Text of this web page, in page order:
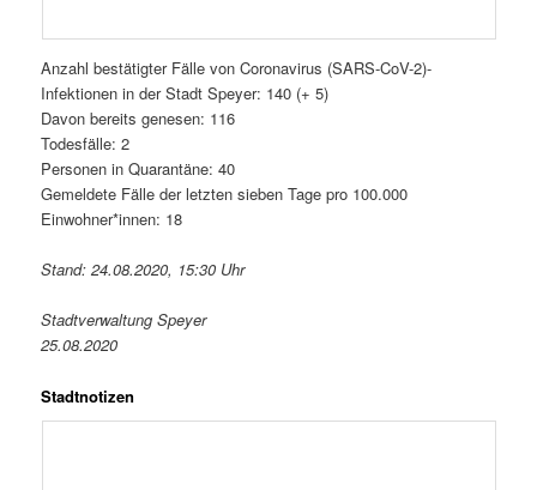
Anzahl bestätigter Fälle von Coronavirus (SARS-CoV-2)-
Infektionen in der Stadt Speyer: 140 (+ 5)
Davon bereits genesen: 116
Todesfälle: 2
Personen in Quarantäne: 40
Gemeldete Fälle der letzten sieben Tage pro 100.000
Einwohner*innen: 18
Stand: 24.08.2020, 15:30 Uhr
Stadtverwaltung Speyer
25.08.2020
Stadtnotizen